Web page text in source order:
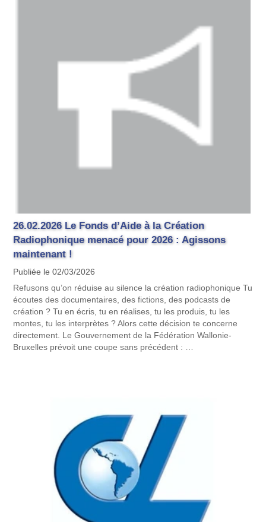
26.02.2026 Le Fonds d’Aide à la Création
Radiophonique menacé pour 2026 : Agissons
maintenant !
Publiée le 02/03/2026
Refusons qu’on réduise au silence la création radiophonique Tu
écoutes des documentaires, des fictions, des podcasts de
création ? Tu en écris, tu en réalises, tu les produis, tu les
montes, tu les interprètes ? Alors cette décision te concerne
directement. Le Gouvernement de la Fédération Wallonie-
Bruxelles prévoit une coupe sans précédent : …